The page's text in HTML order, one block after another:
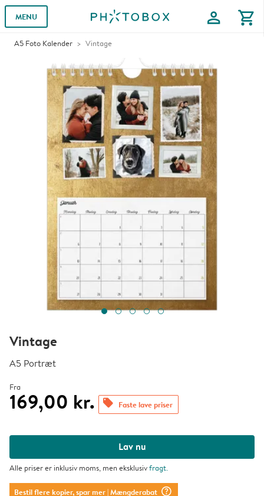
MENU profile shopping_cart
A5 Foto Kalender Vintage
Vintage
A5 Portræt
Fra
169,00 kr. offers Faste lave priser
Lav nu
Alle priser er inklusiv moms, men eksklusivfragt.
Bestil flere kopier, spar mer| Mængderabat question_mark_circle